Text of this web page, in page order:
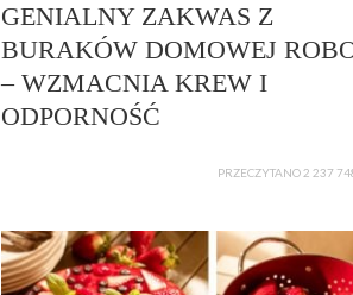
GENIALNY ZAKWAS Z
BURAKÓW DOMOWEJ
– WZMACNIA KREW I
ODPORNOŚĆ
PRZECZYTANO 2 237